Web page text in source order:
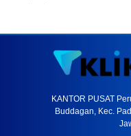
KANTOR PUSAT
Buddagan, Kec.